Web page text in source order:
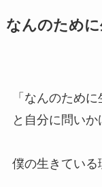
なんのため
「なんのため
と自分に問いか
僕の生きている